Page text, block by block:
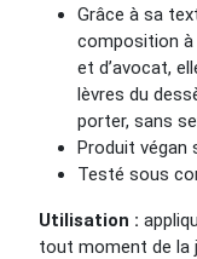
Grâce à sa
composition à
et d’avocat,
lèvres du
porter, sans
Produit végan
Testé sous
Utilisation :
tout moment de la